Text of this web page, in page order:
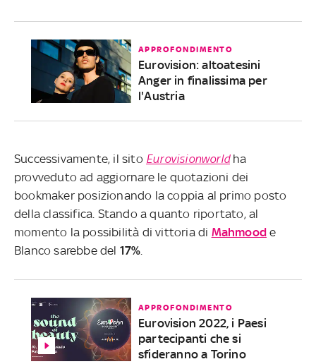
APPROFONDIMENTO
Eurovision: altoatesini
Anger in finalissima per
l'Austria
Successivamente, il sito Eurovisionworldha
provveduto ad aggiornare le quotazioni dei
bookmaker posizionando la coppia al primo posto
della classifica. Stando a quanto riportato, al
momento la possibilità di vittoria di Mahmood e
Blanco sarebbe del 17%
APPROFONDIMENTO
Eurovision 2022, i Paesi
partecipanti che si
sfideranno a Torino